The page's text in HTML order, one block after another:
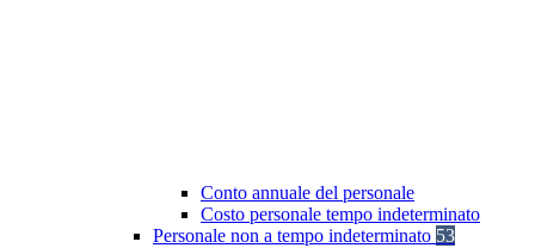
Conto annuale del personale
Costo personale tempo indeterminato
Personale non a tempo indeterminato 53